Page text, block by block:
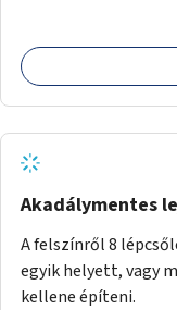
csak elméletben
Akadálymentes
A felszínről 8
egyik helyett, vagy
kellene építeni.